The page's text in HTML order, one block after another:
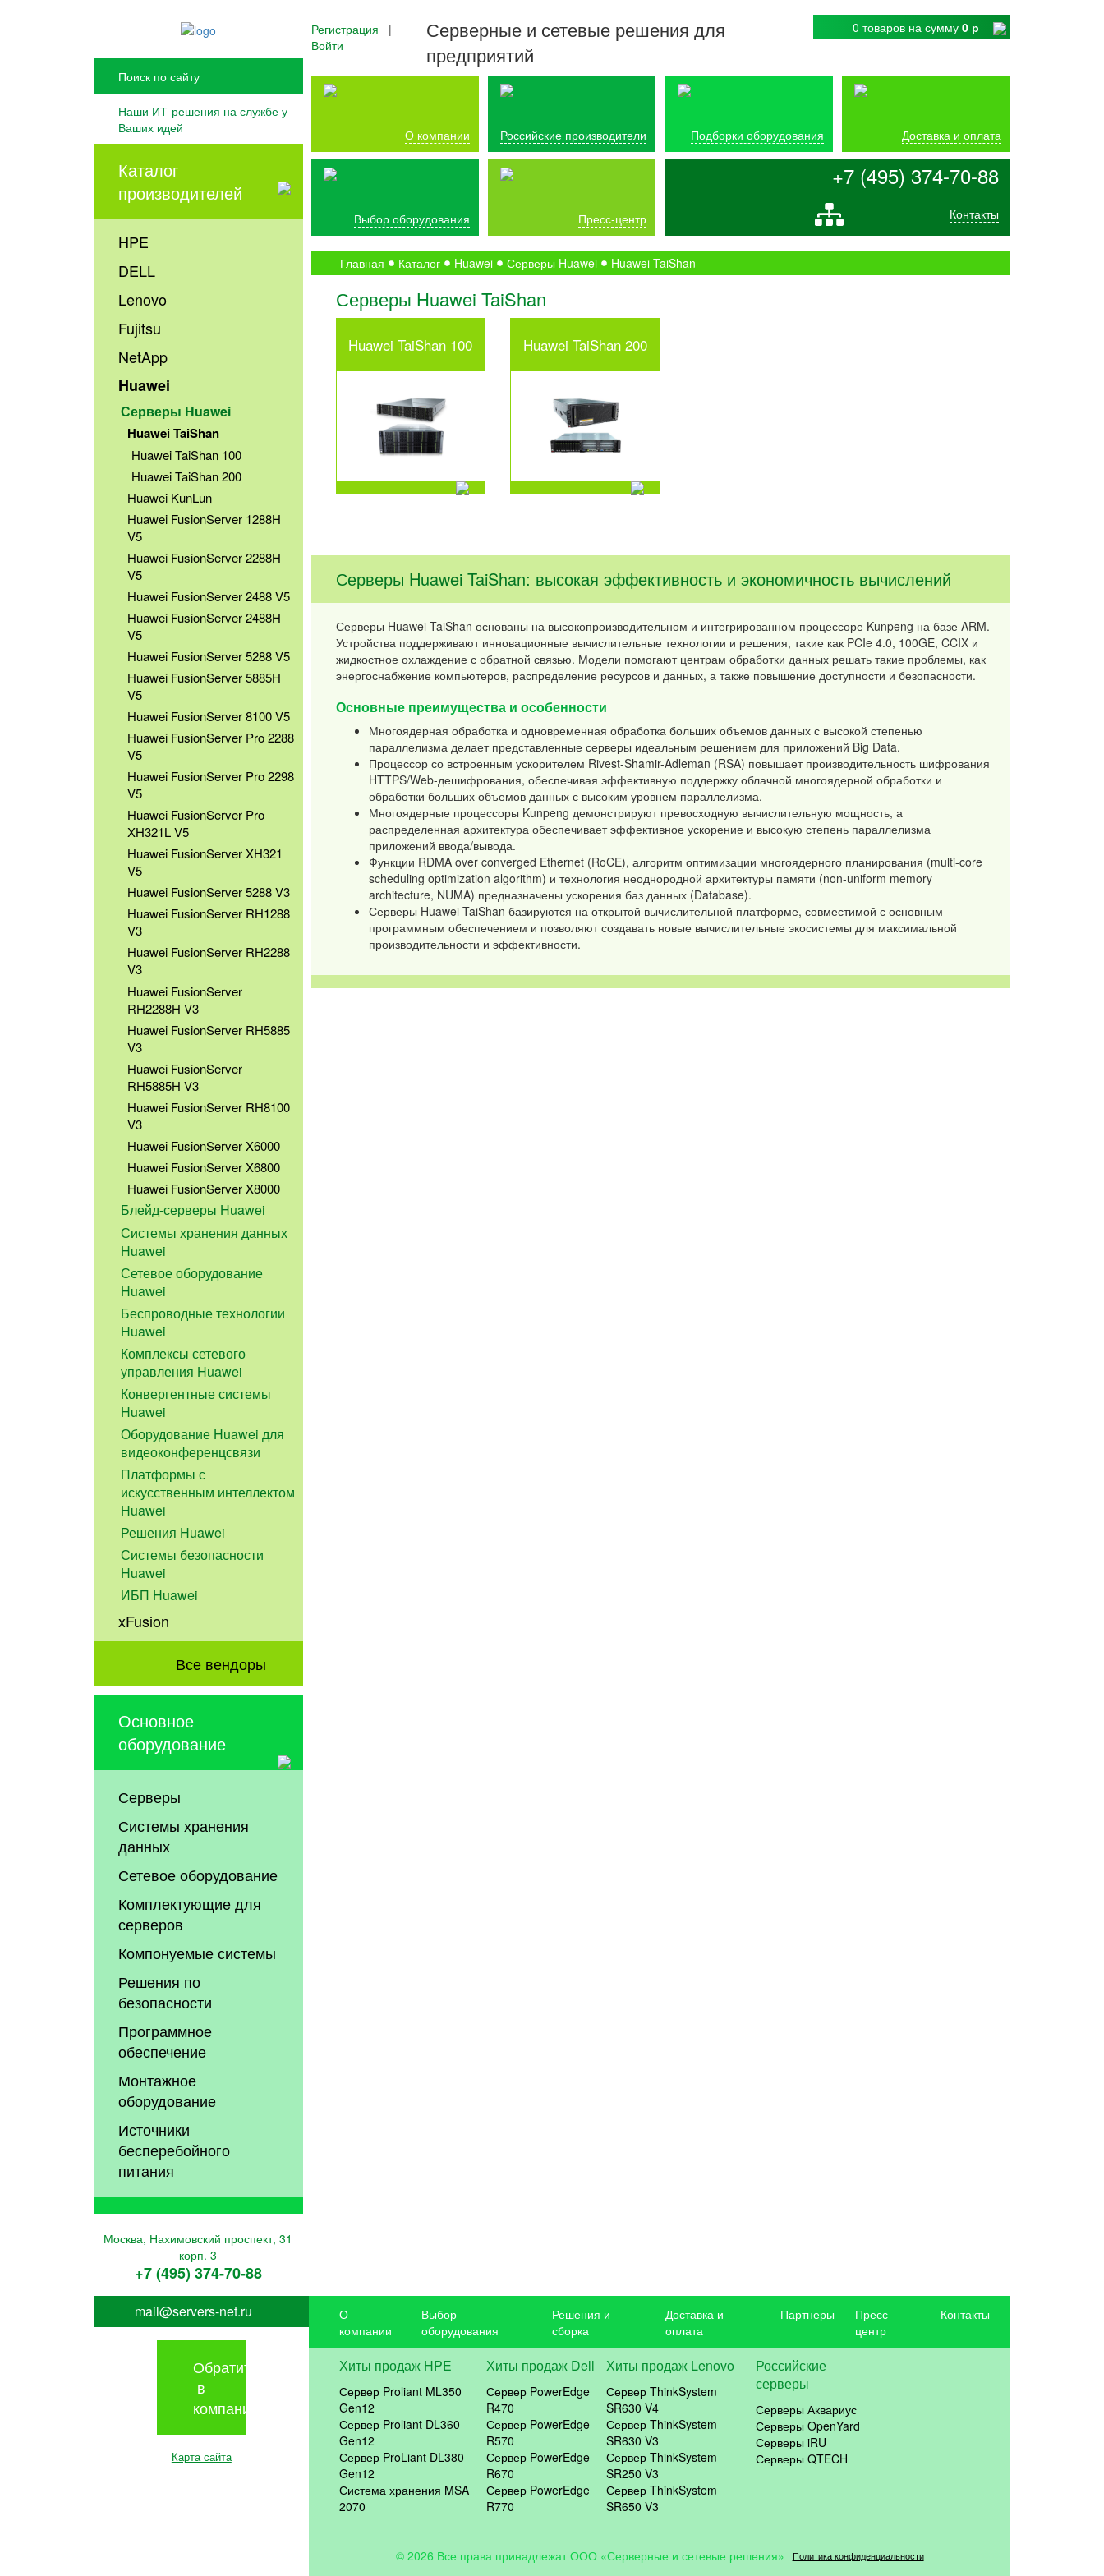
Наши ИТ-решения на службе у
Ваших идей
Каталог
производителей
HPE
DELL
Lenovo
Fujitsu
NetApp
Huawei
Серверы Huawei
Huawei TaiShan
Huawei TaiShan 100
Huawei TaiShan 200
Huawei KunLun
Huawei FusionServer 1288H
V5
Huawei FusionServer 2288H
V5
Huawei FusionServer 2488 V5
Huawei FusionServer 2488H
V5
Huawei FusionServer 5288 V5
Huawei FusionServer 5885H
V5
Huawei FusionServer 8100 V5
Huawei FusionServer Pro 2288
V5
Huawei FusionServer Pro 2298
V5
Huawei FusionServer Pro
XH321L V5
Huawei FusionServer XH321
V5
Huawei FusionServer 5288 V3
Huawei FusionServer RH1288
V3
Huawei FusionServer RH2288
V3
Huawei FusionServer
RH2288H V3
Huawei FusionServer RH5885
V3
Huawei FusionServer
RH5885H V3
Huawei FusionServer RH8100
V3
Huawei FusionServer X6000
Huawei FusionServer X6800
Huawei FusionServer X8000
Блейд-серверы Huawei
Системы хранения данных
Huawei
Сетевое оборудование
Huawei
Беспроводные технологии
Huawei
Комплексы сетевого
управления Huawei
Конвергентные системы
Huawei
Оборудование Huawei для
видеоконференцсвязи
Платформы с
искусственным интеллектом
Huawei
Решения Huawei
Системы безопасности
Huawei
ИБП Huawei
xFusion
Все вендоры
Основное
оборудование
Серверы
Системы хранения
данных
Сетевое оборудование
Комплектующие для
серверов
Компонуемые системы
Решения по
безопасности
Программное
обеспечение
Монтажное
оборудование
Источники
бесперебойного
питания
Москва, Нахимовский проспект, 31
корп. 3
+7 (495) 374-70-88
Регистрация |
Войти
Серверные и сетевые решения для
предприятий
0 товаров на сумму 0 р
О компании Российские производители Подборки оборудования Доставка и оплата
Выбор оборудования Пресс-центр
+7 (495) 374-70-88
Контакты
Главная Каталог Huawei Серверы Huawei Huawei TaiShan
Серверы Huawei TaiShan
Huawei TaiShan 100 Huawei TaiShan 200
Серверы Huawei TaiShan: высокая эффективность и экономичность вычислений
Серверы Huawei TaiShan основаны на высокопроизводительном и интегрированном процессоре Kunpeng на базе ARM.
Устройства поддерживают инновационные вычислительные технологии и решения, такие как PCIe 4.0, 100GE, CCIX и
жидкостное охлаждение с обратной связью. Модели помогают центрам обработки данных решать такие проблемы, как
энергоснабжение компьютеров, распределение ресурсов и данных, а также повышение доступности и безопасности.
Основные преимущества и особенности
Многоядерная обработка и одновременная обработка больших объемов данных с высокой степенью
параллелизма делает представленные серверы идеальным решением для приложений Big Data.
Процессор со встроенным ускорителем Rivest-Shamir-Adleman (RSA) повышает производительность шифрования
HTTPS/Web-дешифрования, обеспечивая эффективную поддержку облачной многоядерной обработки и
обработки больших объемов данных с высоким уровнем параллелизма.
Многоядерные процессоры Kunpeng демонстрируют превосходную вычислительную мощность, а
распределенная архитектура обеспечивает эффективное ускорение и высокую степень параллелизма
приложений ввода/вывода.
Функции RDMA over converged Ethernet (RoCE), алгоритм оптимизации многоядерного планирования (multi-core
scheduling optimization algorithm) и технология неоднородной архитектуры памяти (non-uniform memory
architecture, NUMA) предназначены ускорения баз данных (Database).
Серверы Huawei TaiShan базируются на открытой вычислительной платформе, совместимой с основным
программным обеспечением и позволяют создавать новые вычислительные экосистемы для максимальной
производительности и эффективности.
mail@servers-net.ru
Обратиться
в
компанию
Карта сайта
О
компании
Выбор
оборудования
Решения и
сборка
Доставка и
оплата
Партнеры
Пресс-
центр
Контакты
Хиты продаж HPE
Сервер Proliant ML350
Gen12
Сервер Proliant DL360
Gen12
Сервер ProLiant DL380
Gen12
Система хранения MSA
2070
Хиты продаж Dell
Сервер PowerEdge
R470
Сервер PowerEdge
R570
Сервер PowerEdge
R670
Сервер PowerEdge
R770
Хиты продаж Lenovo
Сервер ThinkSystem
SR630 V4
Сервер ThinkSystem
SR630 V3
Сервер ThinkSystem
SR250 V3
Сервер ThinkSystem
SR650 V3
Российские
серверы
Серверы Аквариус
Серверы OpenYard
Серверы iRU
Серверы QTECH
© 2026 Все права принадлежат ООО «Серверные и сетевые решения» Политика конфиденциальности